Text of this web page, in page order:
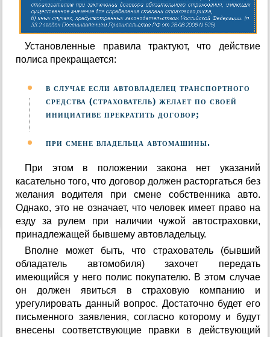
Установленные правила трактуют, что действие
полиса прекращается:
в случае если автовладелец транспортного
средства (страхователь) желает по своей
инициативе прекратить договор;
при смене владельца автомашины.
При этом в положении закона нет указаний
касательно того, что договор должен расторгаться без
желания водителя при смене собственника авто.
Однако, это не означает, что человек имеет право на
езду за рулем при наличии чужой автостраховки,
принадлежащей бывшему автовладельцу.
Вполне может быть, что страхователь (бывший
обладатель автомобиля) захочет передать
имеющийся у него полис покупателю. В этом случае
он должен явиться в страховую компанию и
урегулировать данный вопрос. Достаточно будет его
письменного заявления, согласно которому и будут
внесены соответствующие правки в действующий